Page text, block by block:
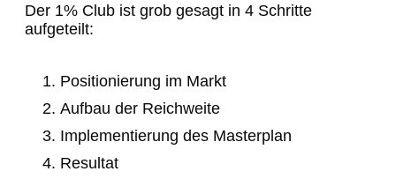
Der 1% Club ist grob gesagt in 4 Schritte
aufgeteilt:
Positionierung im Markt
Aufbau der Reichweite
Implementierung des Masterplan
Resultat